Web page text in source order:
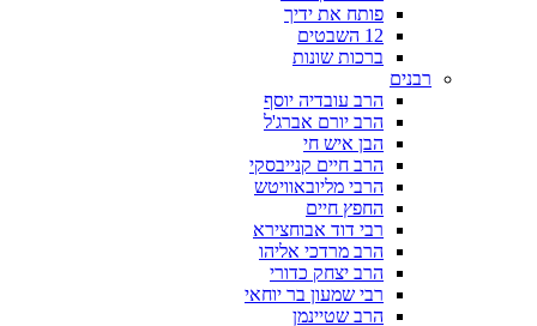
פותח את ידיך
12 השבטים
ברכות שונות
רבנים
הרב עובדיה יוסף
הרב יורם אברג'ל
הבן איש חי
הרב חיים קנייבסקי
הרבי מליובאוויטש
החפץ חיים
רבי דוד אבוחצירא
הרב מרדכי אליהו
הרב יצחק כדורי
רבי שמעון בר יוחאי
הרב שטיינמן